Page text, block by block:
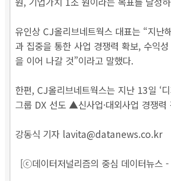
유인상 CJ올리브네트웍스 대표는 “지
과 집중을 통한 사업 경쟁력 확보, 수익
을 이어 나갈 것”이라고 말했다.
한편, CJ올리브네트웍스는 지난 13일 ‘
그룹 DX 선도 ▲신사업·대외사업 경쟁
강동식 기자 lavita@datanews.co.kr
[ⓒ데이터저널리즘의 중심 데이터뉴스